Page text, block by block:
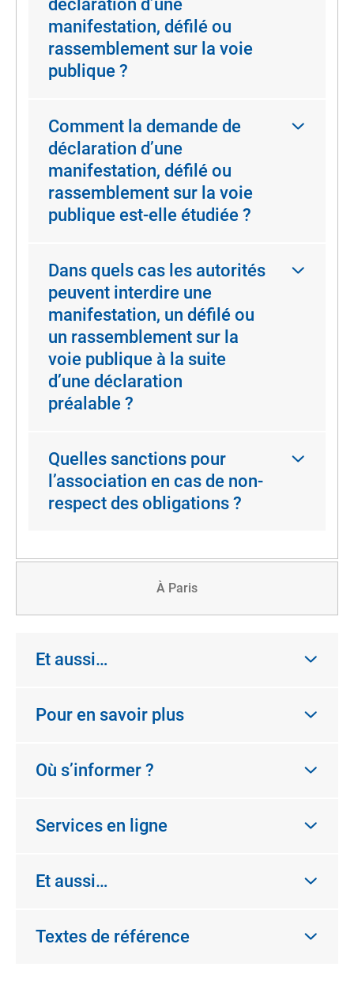
déclaration d’une
manifestation, défilé ou
rassemblement sur la voie
publique ?
Comment la demande de
déclaration d’une
manifestation, défilé ou
rassemblement sur la voie
publique est-elle étudiée ?
Dans quels cas les autorités
peuvent interdire une
manifestation, un défilé ou
un rassemblement sur la
voie publique à la suite
d’une déclaration
préalable ?
Quelles sanctions pour
l’association en cas de non-
respect des obligations ?
À Paris
Et aussi…
Pour en savoir plus
Où s’informer ?
Services en ligne
Et aussi…
Textes de référence